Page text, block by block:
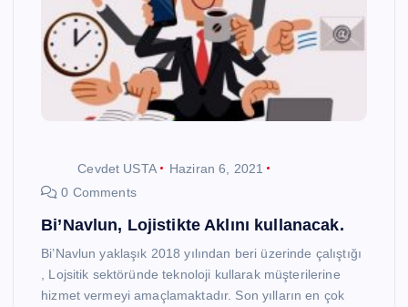
Cevdet USTA
Haziran 6, 2021
0 Comments
Bi’Navlun, Lojistikte Aklını kullanacak.
Bi’Navlun yaklaşık 2018 yılından beri üzerinde çalıştığı
, Lojsitik sektöründe teknoloji kullarak müşterilerine
hizmet vermeyi amaçlamaktadır. Son yılların en çok